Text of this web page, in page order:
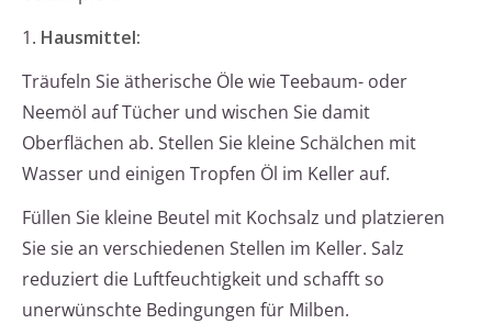
1. Hausmittel:
Träufeln Sie ätherische Öle wie Teebaum- oder
Neemöl auf Tücher und wischen Sie damit
Oberflächen ab. Stellen Sie kleine Schälchen mit
Wasser und einigen Tropfen Öl im Keller auf.
Füllen Sie kleine Beutel mit Kochsalz und platzieren
Sie sie an verschiedenen Stellen im Keller. Salz
reduziert die Luftfeuchtigkeit und schafft so
unerwünschte Bedingungen für Milben.